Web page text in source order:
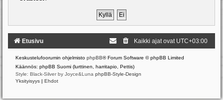
Etusivu Kaikki ajat ovat UTC+03:00
Keskustelufoorumin ohjelmisto phpBB® Forum Software © phpBB Limited
Käännös: phpBB Suomi (lurttinen, harritapio, Pettis)
Style: Black-Silver by Joyce&Luna phpBB-Style-Design
Yksityisyys | Ehdot